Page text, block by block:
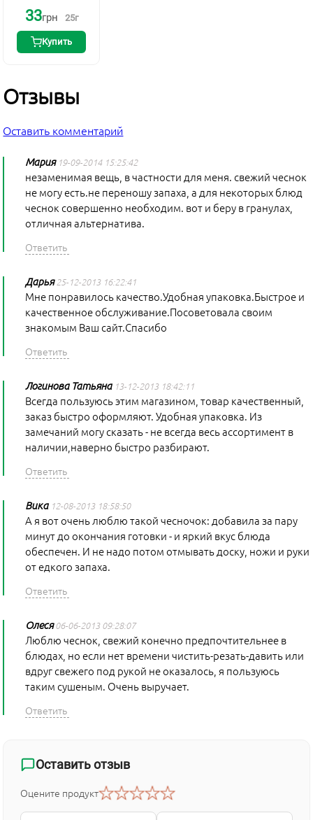
33грн 25г
Купить
Отзывы
Оставить комментарий
Мария 19-09-2014 15:25:42
незаменимая вещь, в частности для меня. свежий чеснок
не могу есть.не переношу запаха, а для некоторых блюд
чеснок совершенно необходим. вот и беру в гранулах,
отличная альтернатива.
Дарья25-12-2013 16:22:41
Мне понравилось качество.Удобная упаковка.Быстрое и
качественное обслуживание.Посоветовала своим
знакомым Ваш сайт.Спасибо
Логинова Татьяна 13-12-2013 18:42:11
Всегда пользуюсь этим магазином, товар качественный,
заказ быстро оформляют. Удобная упаковка. Из
замечаний могу сказать - не всегда весь ассортимент в
наличии,наверно быстро разбирают.
Вика 12-08-2013 18:58:50
А я вот очень люблю такой чесночок: добавила за пару
минут до окончания готовки - и яркий вкус блюда
обеспечен. И не надо потом отмывать доску, ножи и руки
от едкого запаха.
Олеся06-06-2013 09:28:07
Люблю чеснок, свежий конечно предпочтительнее в
блюдах, но если нет времени чистить-резать-давить или
вдруг свежего под рукой не оказалось, я пользуюсь
таким сушеным. Очень выручает.
Оставить отзыв
Оцените продукт